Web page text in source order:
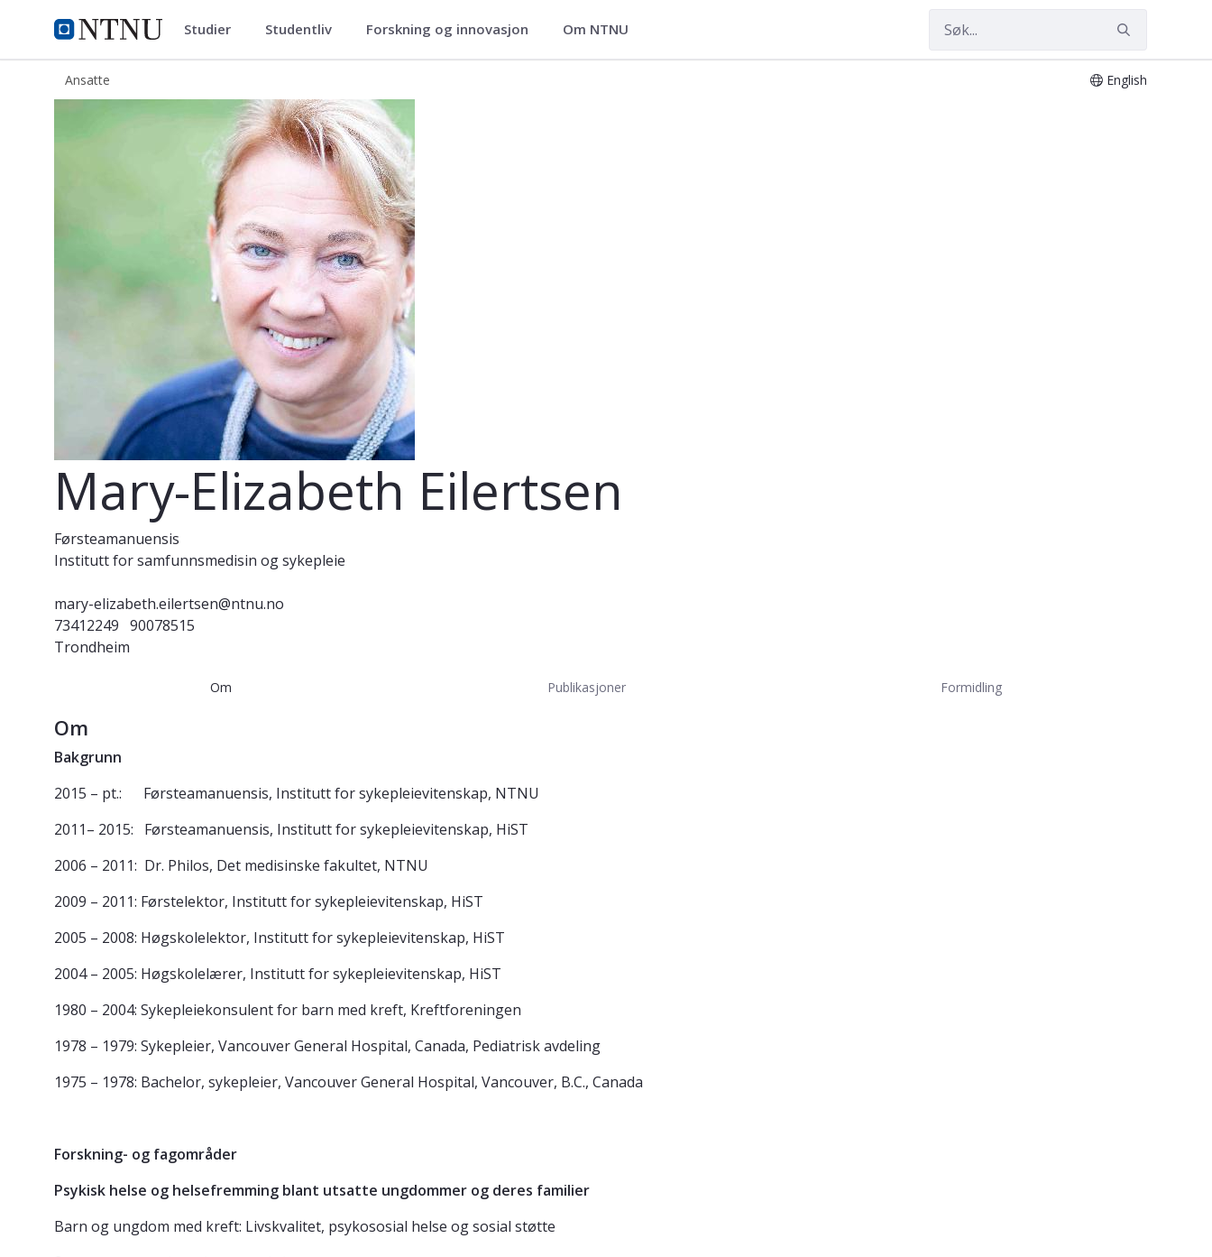
NTNU Hjemmeside
ntnu.no Studier Studentliv Forskning og innovasjon Om NTNU
Ansatte English
Mary-Elizabeth Eilertsen
Mary-Elizabeth Eilertsen
Førsteamanuensis
Institutt for samfunnsmedisin og sykepleie
mary-elizabeth.eilertsen@ntnu.no
73412249 90078515
Trondheim
Om Publikasjoner Formidling
Om
Bakgrunn
2015 – pt.: Førsteamanuensis, Institutt for sykepleievitenskap, NTNU
2011– 2015: Førsteamanuensis, Institutt for sykepleievitenskap, HiST
2006 – 2011: Dr. Philos, Det medisinske fakultet, NTNU
2009 – 2011: Førstelektor, Institutt for sykepleievitenskap, HiST
2005 – 2008: Høgskolelektor, Institutt for sykepleievitenskap, HiST
2004 – 2005: Høgskolelærer, Institutt for sykepleievitenskap, HiST
1980 – 2004: Sykepleiekonsulent for barn med kreft, Kreftforeningen
1978 – 1979: Sykepleier, Vancouver General Hospital, Canada, Pediatrisk avdeling
1975 – 1978: Bachelor, sykepleier, Vancouver General Hospital, Vancouver, B.C., Canada
Forskning- og fagområder
Psykisk helse og helsefremming blant utsatte ungdommer og deres familier
Barn og ungdom med kreft: Livskvalitet, psykososial helse og sosial støtte